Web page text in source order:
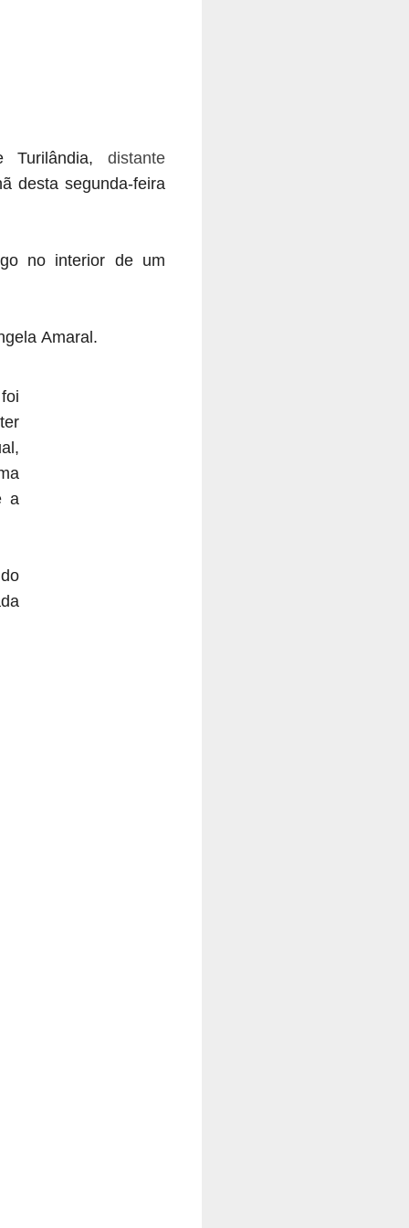
distante
desta segunda-feira
no interior de um
Amaral.
a